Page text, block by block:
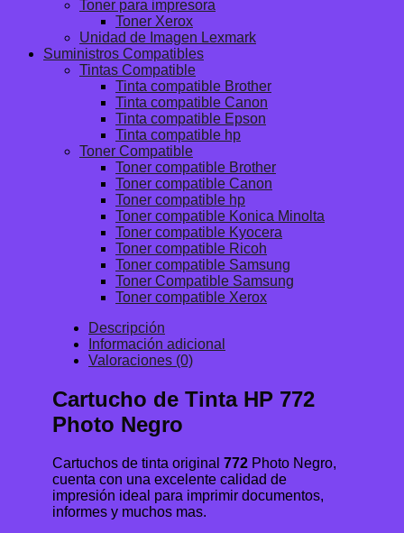
Toner para impresora
Toner Xerox
Unidad de Imagen Lexmark
Suministros Compatibles
Tintas Compatible
Tinta compatible Brother
Tinta compatible Canon
Tinta compatible Epson
Tinta compatible hp
Toner Compatible
Toner compatible Brother
Toner compatible Canon
Toner compatible hp
Toner compatible Konica Minolta
Toner compatible Kyocera
Toner compatible Ricoh
Toner compatible Samsung
Toner Compatible Samsung
Toner compatible Xerox
Descripción
Información adicional
Valoraciones (0)
Cartucho de Tinta HP 772
Photo Negro
Cartuchos de tinta original 772 Photo Negro,
cuenta con una excelente calidad de
impresión ideal para imprimir documentos,
informes y muchos mas.